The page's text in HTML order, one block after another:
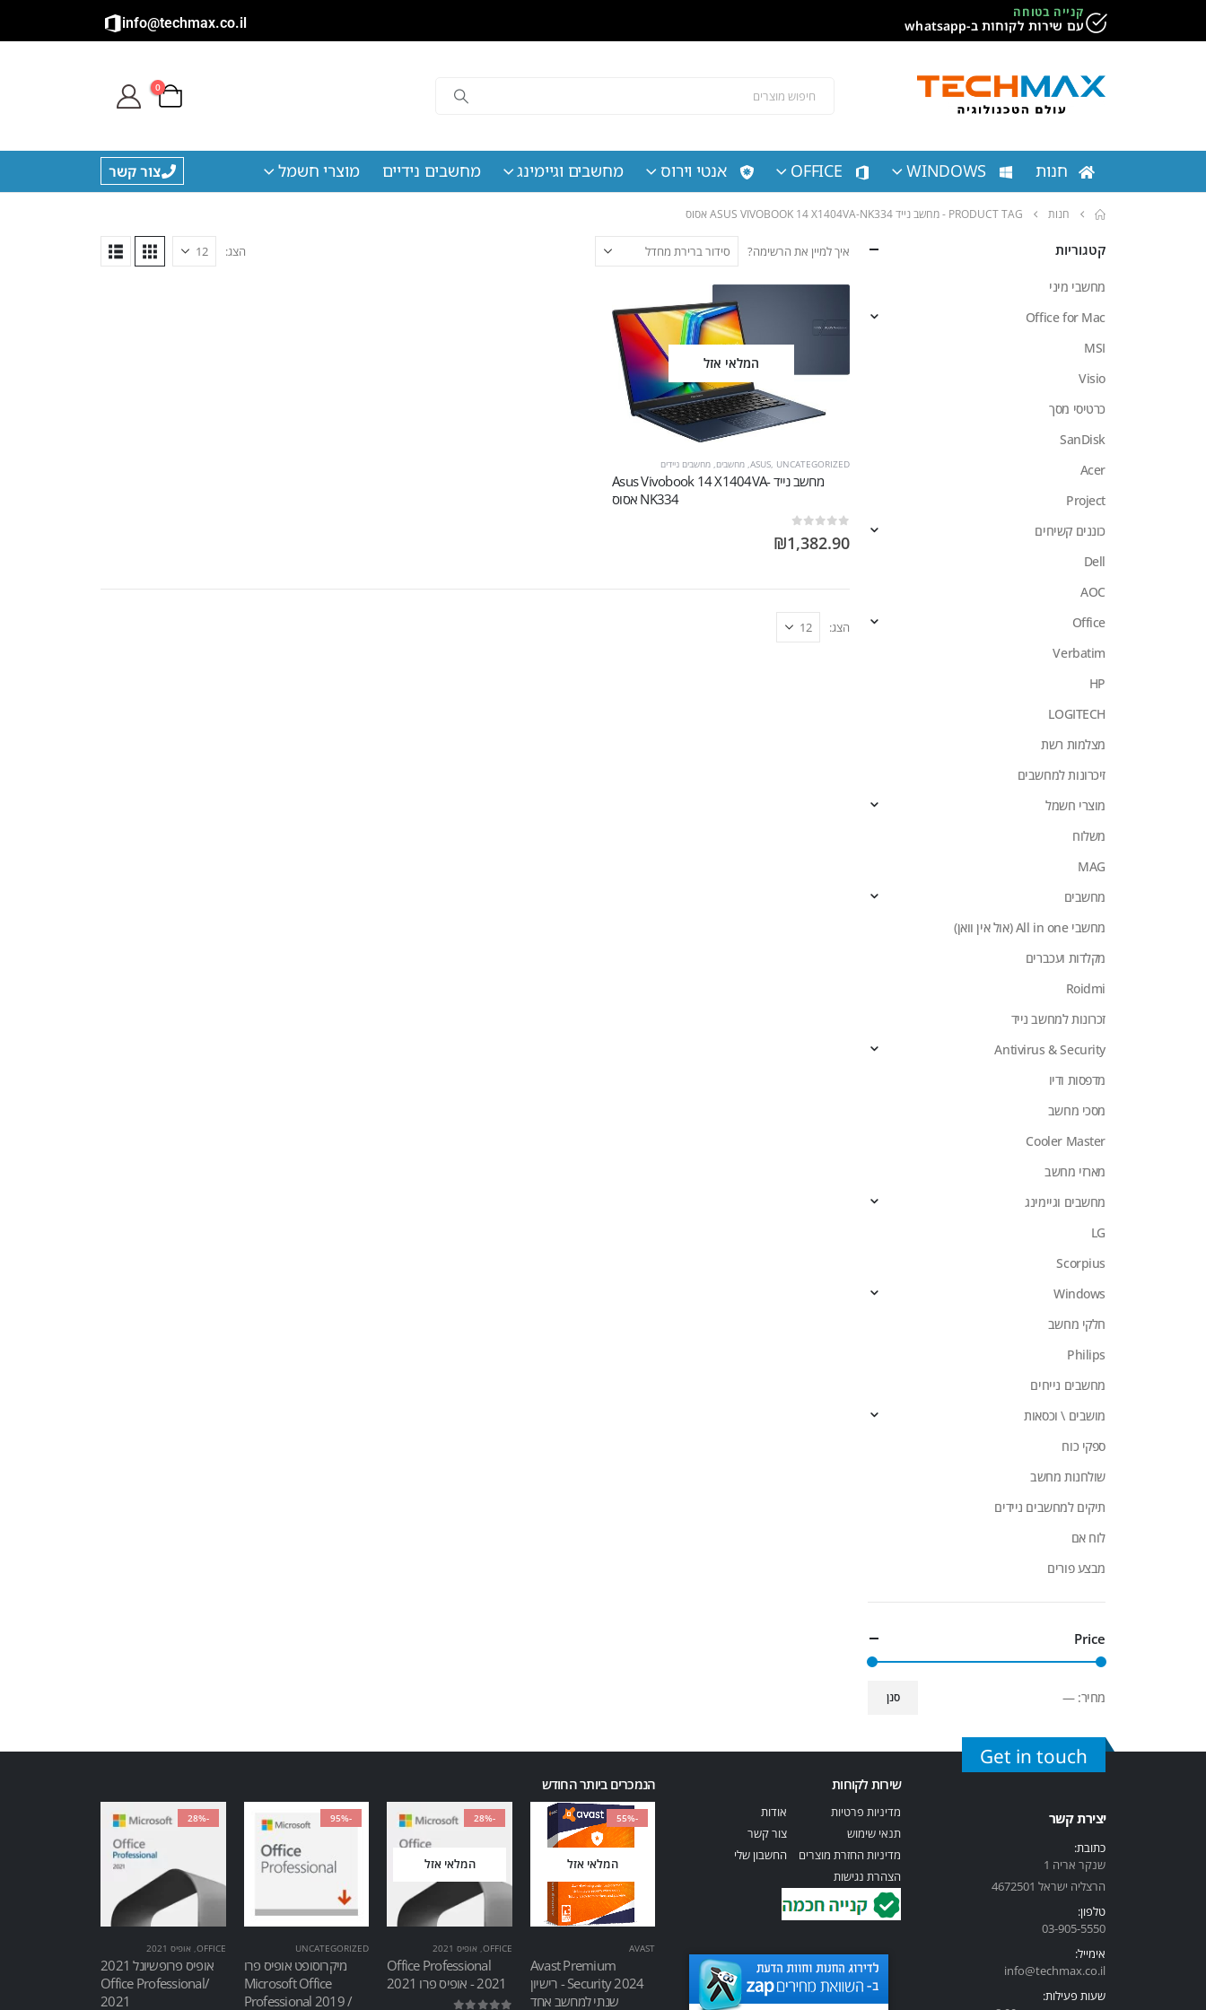
קנייה בטוחה
עם שירות לקוחות ב-whatsapp info@techmax.co.il
0
חנות WINDOWS
OFFICE אנטי וירוס מחשבים וגיימינג מחשבים נידיים מוצרי חשמל צור קשר
חנות PRODUCT TAG - מחשב נייד ASUS VIVOBOOK 14 X1404VA-NK334 אסוס
איך למיין את הרשימה? הצג:
המלאי אזל
ASUS UNCATEGORIZED מחשבים מחשבים ניידים
מחשב נייד Asus Vivobook 14 X1404VA-
NK334 אסוס
₪1,382.90
הצג:
קטגוריות
מחשבי מיני
Office for Mac
MSI
Visio
כרטיסי מסך
SanDisk
Acer
Project
כוננים קשיחים
Dell
AOC
Office
Verbatim
HP
LOGITECH
מצלמות רשת
זיכרונות למחשבים
מוצרי חשמל
משלוח
MAG
מחשבים
מחשבי All in one (אול אין וואן)
מקלדות ועכברים
Roidmi
זכרונות למחשב נייד
Antivirus & Security
מדפסות ודיו
מסכי מחשב
Cooler Master
מארזי מחשב
מחשבים וגיימינג
LG
Scorpius
Windows
חלקי מחשב
Philips
מחשבים נייחים
מושבים \ וכסאות
ספקי כוח
שולחנות מחשב
תיקים למחשבים ניידים
לוח אם
מבצע פורים
Price
סנן מחיר:—
Get in touch
יצירת קשר
כתובת:
שנקר אריה 1
הרצליה ישראל 4672501
טלפון:
03-905-5550
אימייל:
info@techmax.co.il
שעות פעילות:
שירות לקוחות
מדיניות פרטיות
תנאי שימוש
מדיניות החזרת מוצרים
הצהרת נגישות
אודות
צור קשר
החשבון שלי
הנמכרים ביותר החודש
-55%
המלאי אזל
AVAST
Avast Premium
Security 2024 - רישיון
שנתי למחשב אחד
-28%
המלאי אזל
OFFICE
, אופיס 2021
Office Professional
2021 - אופיס פרו 2021
-95%
UNCATEGORIZED
מיקרוסופט אופיס פרו
Microsoft Office
Professional 2019 /
-28%
OFFICE
, אופיס 2021
אופיס פרופשיונל 2021
/Office Professional
2021